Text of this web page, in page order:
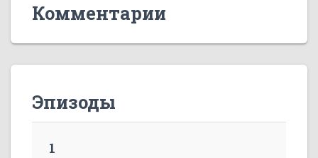
Комментарии
Эпизоды
1